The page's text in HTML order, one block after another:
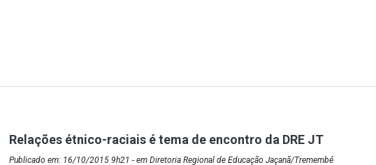
Relações étnico-raciais é tema de encontro da DRE JT
Publicado em: 16/10/2015 9h21 - em Diretoria Regional de Educação Jaçanã/Tremembé